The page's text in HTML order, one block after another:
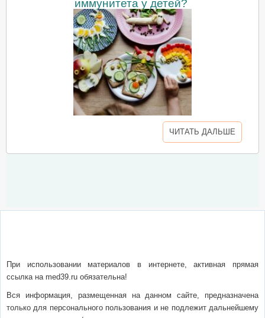
иммунитета у детей?
ЧИТАТЬ ДАЛЬШЕ
При использовании материалов в интернете, активная прямая
ссылка на med39.ru обязательна!
Вся информация, размещенная на данном сайте, предназначена
только для персонального пользования и не подлежит дальнейшему